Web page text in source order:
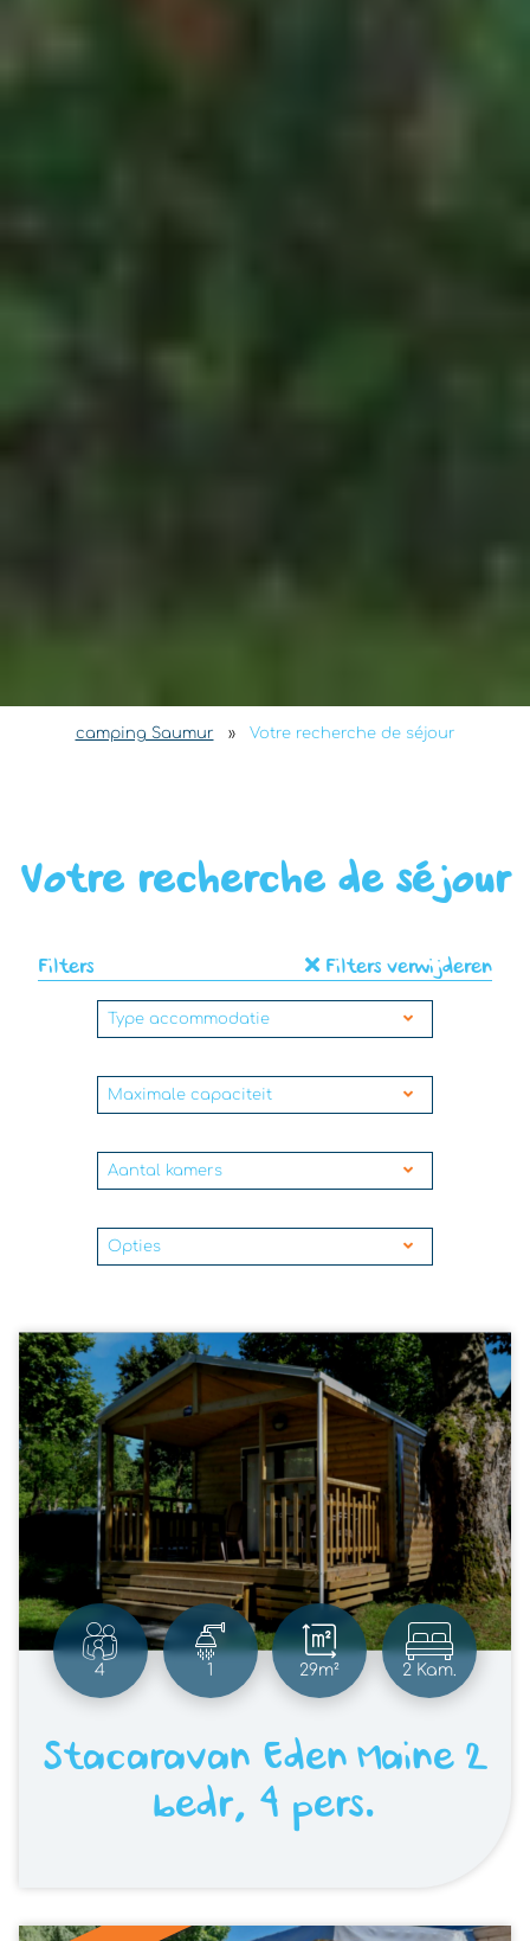
camping Saumur » Votre recherche de séjour
Votre recherche de séjour
Filters Filters verwijderen
Type accommodatie
Maximale capaciteit
Aantal kamers
Opties
4 1 29m² 2 Kam.
Stacaravan Eden Maine 2
bedr, 4 pers.